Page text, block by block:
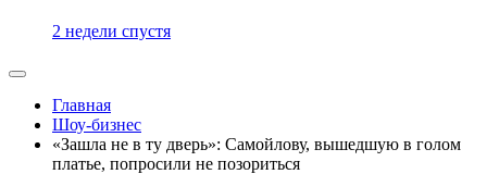
2 недели спустя
Главная
Шоу-бизнес
«Зашла не в ту дверь»: Самойлову, вышедшую в голом
платье, попросили не позориться